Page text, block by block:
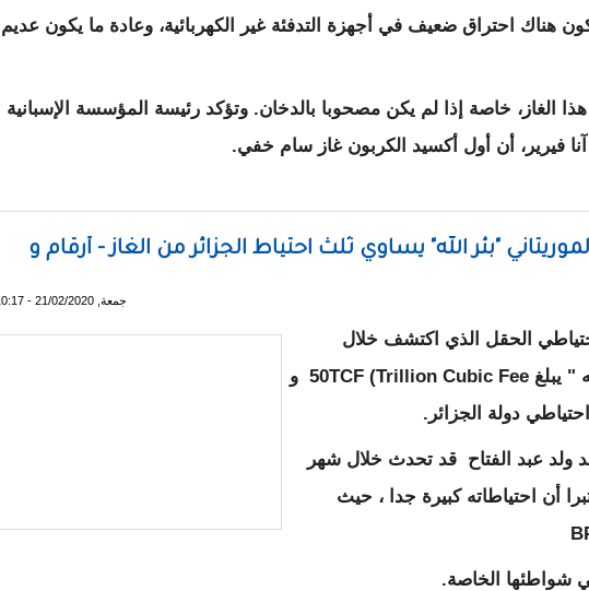
هناك احتراق ضعيف في أجهزة التدفئة غير الكهربائية، وعادة ما يكون عديم
الغاز، خاصة إذا لم يكن مصحوبا بالدخان. وتؤكد رئيسة المؤسسة الإسبانية
آنا فيرير، أن أول أكسيد الكربون غاز سام خفي.
بالغاز؟
"بئر الله" يساوي ثلث احتياط الجزائر من الغاز - أرقام و
جمعة, 21/02/2020 - 10:17
الحقل الذي اكتشف خلال
الأشهر الماضية و المسمى بئر الله " يبلغ 50TCF (Trillion Cubic Fee و
دولة الجزائر.
ولد عبد الفتاح قد تحدث خلال شهر
أن احتياطاته كبيرة جدا ، حيث
شواطئها الخاصة.